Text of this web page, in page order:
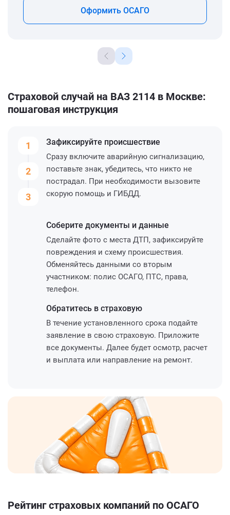
Оформить ОСАГО
Страховой случай на ВАЗ 2114 в Москве:
пошаговая инструкция
1
2
3
Зафиксируйте происшествие
Сразу включите аварийную сигнализацию,
поставьте знак, убедитесь, что никто не
пострадал. При необходимости вызовите
скорую помощь и ГИБДД.
Соберите документы и данные
Сделайте фото с места ДТП, зафиксируйте
повреждения и схему происшествия.
Обменяйтесь данными со вторым
участником: полис ОСАГО, ПТС, права,
телефон.
Обратитесь в страховую
В течение установленного срока подайте
заявление в свою страховую. Приложите
все документы. Далее будет осмотр, расчет
и выплата или направление на ремонт.
Рейтинг страховых компаний по ОСАГО